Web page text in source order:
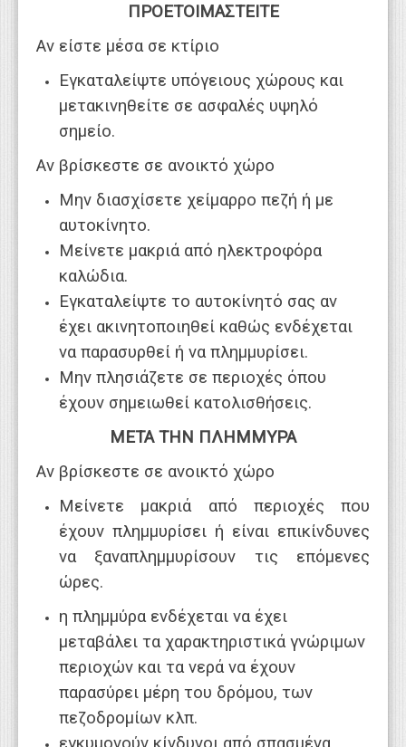
ΠΡΟΕΤΟΙΜΑΣΤΕΙΤΕ
Αν είστε μέσα σε κτίριο
Εγκαταλείψτε υπόγειους χώρους και
μετακινηθείτε σε ασφαλές υψηλό
σημείο.
Αν βρίσκεστε σε ανοικτό χώρο
Μην διασχίσετε χείμαρρο πεζή ή με
αυτοκίνητο.
Μείνετε μακριά από ηλεκτροφόρα
καλώδια.
Εγκαταλείψτε το αυτοκίνητό σας αν
έχει ακινητοποιηθεί καθώς ενδέχεται
να παρασυρθεί ή να πλημμυρίσει.
Μην πλησιάζετε σε περιοχές όπου
έχουν σημειωθεί κατολισθήσεις.
ΜΕΤΑ ΤΗΝ ΠΛΗΜΜΥΡΑ
Αν βρίσκεστε σε ανοικτό χώρο
Μείνετε μακριά από περιοχές που
έχουν πλημμυρίσει ή είναι επικίνδυνες
να ξαναπλημμυρίσουν τις επόμενες
ώρες.
η πλημμύρα ενδέχεται να έχει
μεταβάλει τα χαρακτηριστικά γνώριμων
περιοχών και τα νερά να έχουν
παρασύρει μέρη του δρόμου, των
πεζοδρομίων κλπ.